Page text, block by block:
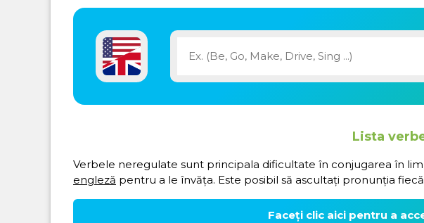
Lista
Verbele neregulate sunt principala dificultate în conjugarea în
engleză pentru a le învăța. Este posibil să ascultați pronunția
Faceți clic aici pentru a